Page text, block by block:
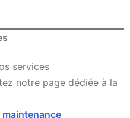
services
notre page dédiée à la
maintenance